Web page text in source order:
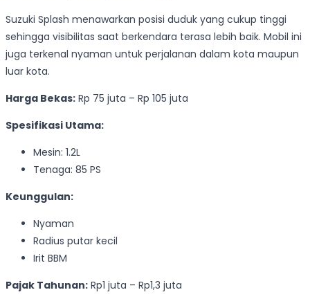
Suzuki Splash menawarkan posisi duduk yang cukup tinggi
sehingga visibilitas saat berkendara terasa lebih baik. Mobil ini
juga terkenal nyaman untuk perjalanan dalam kota maupun
luar kota.
Harga Bekas: Rp 75 juta – Rp 105 juta
Spesifikasi Utama:
Mesin: 1.2L
Tenaga: 85 PS
Keunggulan:
Nyaman
Radius putar kecil
Irit BBM
Pajak Tahunan: Rp1 juta – Rp1,3 juta